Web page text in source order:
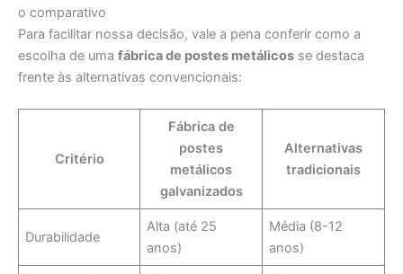
o comparativo
Para facilitar nossa decisão, vale a pena conferir como a
escolha de uma fábrica de postes metálicos se destaca
frente às alternativas convencionais:
Critério
Fábrica de
postes
metálicos
galvanizados
Alternativas
tradicionais
Durabilidade
Alta (até 25
anos)
Média (8-12
anos)